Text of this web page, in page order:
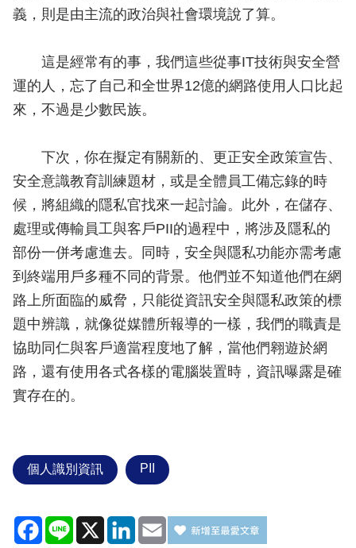
義，則是由主流的政治與社會環境說了算。
這是經常有的事，我們這些從事IT技術與安全營
運的人，忘了自己和全世界12億的網路使用人口比起
來，不過是少數民族。
下次，你在擬定有關新的、更正安全政策宣告、
安全意識教育訓練題材，或是全體員工備忘錄的時
候，將組織的隱私官找來一起討論。此外，在儲存、
處理或傳輸員工與客戶PII的過程中，將涉及隱私的
部份一併考慮進去。同時，安全與隱私功能亦需考慮
到終端用戶多種不同的背景。他們並不知道他們在網
路上所面臨的威脅，只能從資訊安全與隱私政策的標
題中辨識，就像從媒體所報導的一樣，我們的職責是
協助同仁與客戶適當程度地了解，當他們翱遊於網
路，還有使用各式各樣的電腦裝置時，資訊曝露是確
實存在的。
個人識別資訊 PII
Facebook
Line X LinkedIn
Email